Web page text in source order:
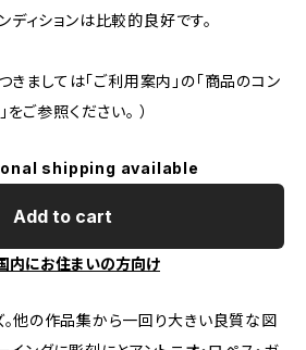
ィションは比較的良好です。
きましては「ご利用案内」の「商品のコン
ご参照ください。 ）
shipping available
Add to cart
内にお住まいの方向け
他の作品集から一回り大きい良質な図